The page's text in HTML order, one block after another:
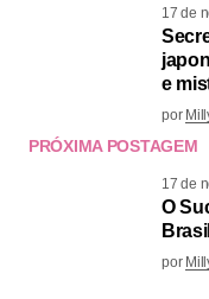
17 de
e
por
PRÓXIMA POSTAGEM
17 de
O
por